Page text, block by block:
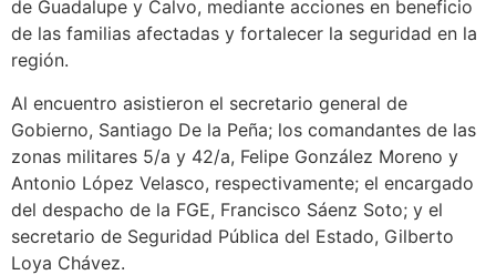
de Guadalupe y Calvo, mediante acciones en beneficio
de las familias afectadas y fortalecer la seguridad en la
región.
Al encuentro asistieron el secretario general de
Gobierno, Santiago De la Peña; los comandantes de las
zonas militares 5/a y 42/a, Felipe González Moreno y
Antonio López Velasco, respectivamente; el encargado
del despacho de la FGE, Francisco Sáenz Soto; y el
secretario de Seguridad Pública del Estado, Gilberto
Loya Chávez.